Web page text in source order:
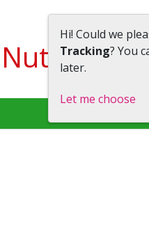
Hi! Could we
Tracking? You
later.
Let me choose